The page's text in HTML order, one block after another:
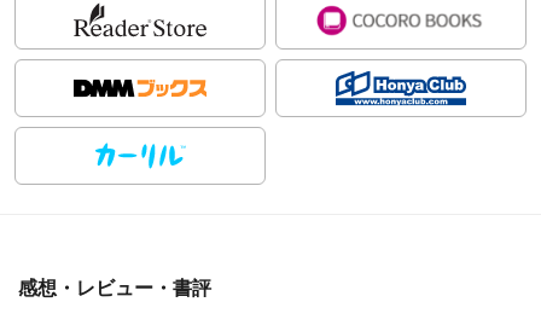
感想・レビュー・書評